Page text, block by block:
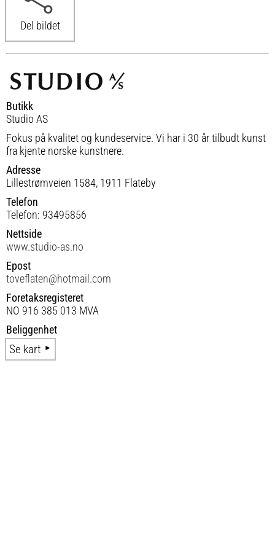
Del bildet
Butikk
Studio AS
Fokus på kvalitet og kundeservice. Vi har i 30 år tilbudt kunst
fra kjente norske kunstnere.
Adresse
Lillestrømveien 1584, 1911 Flateby
Telefon
Telefon: 93495856
Nettside
www.studio-as.no
Epost
toveflaten@hotmail.com
Foretaksregisteret
NO 916 385 013 MVA
Beliggenhet
Se kart